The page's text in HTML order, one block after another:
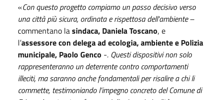
«Con questo progetto compiamo un passo decisivo verso
una città più sicura, ordinata e rispettosa dell'ambiente–
commentano lasindaca, Daniela Toscano, e
l’assessore con delega ad ecologia, ambiente e Polizia
municipale, Paolo Genco -. Questi dispositivi non solo
rappresenteranno un deterrente contro comportamenti
illeciti, ma saranno anche fondamentali per risalire a chi li
commette, testimoniando l’impegno concreto del Comune di